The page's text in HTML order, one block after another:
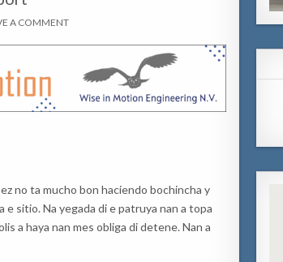
A COMMENT
no ta mucho bon haciendo bochincha y
sitio. Na yegada di e patruya nan a topa
a haya nan mes obliga di detene. Nan a